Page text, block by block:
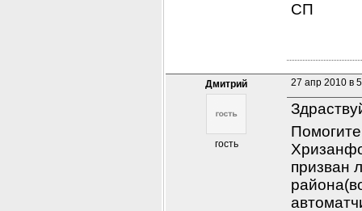
СП
Дмитрий
гость
27 апр 2010 в
призван